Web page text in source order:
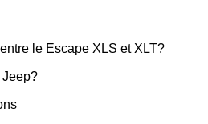
le Escape XLS et XLT?
Jeep?